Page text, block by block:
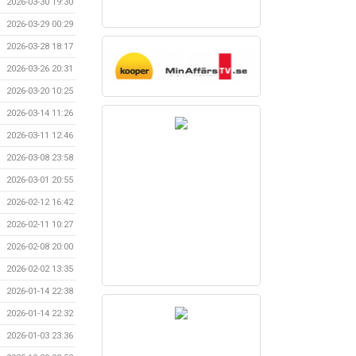
2026-03-29 00:29
2026-03-28 18:17
2026-03-26 20:31
2026-03-20 10:25
2026-03-14 11:26
2026-03-11 12:46
2026-03-08 23:58
2026-03-01 20:55
2026-02-12 16:42
2026-02-11 10:27
2026-02-08 20:00
2026-02-02 13:35
2026-01-14 22:38
2026-01-14 22:32
2026-01-03 23:36